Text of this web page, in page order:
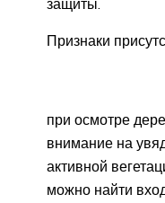
защиты.
Признаки
при осмотре
внимание на
активной
можно найти